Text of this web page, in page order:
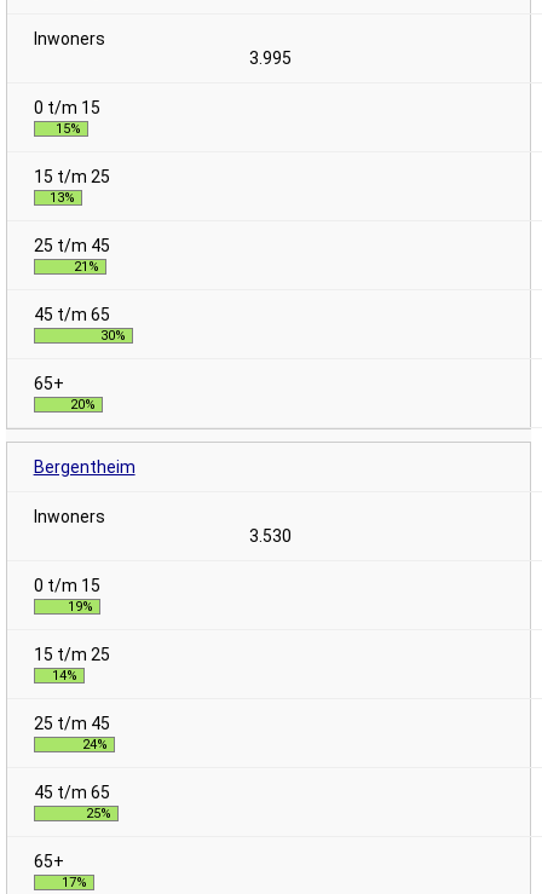
3.995
15%
13%
21%
30%
20%
Bergentheim
3.530
19%
14%
24%
25%
17%